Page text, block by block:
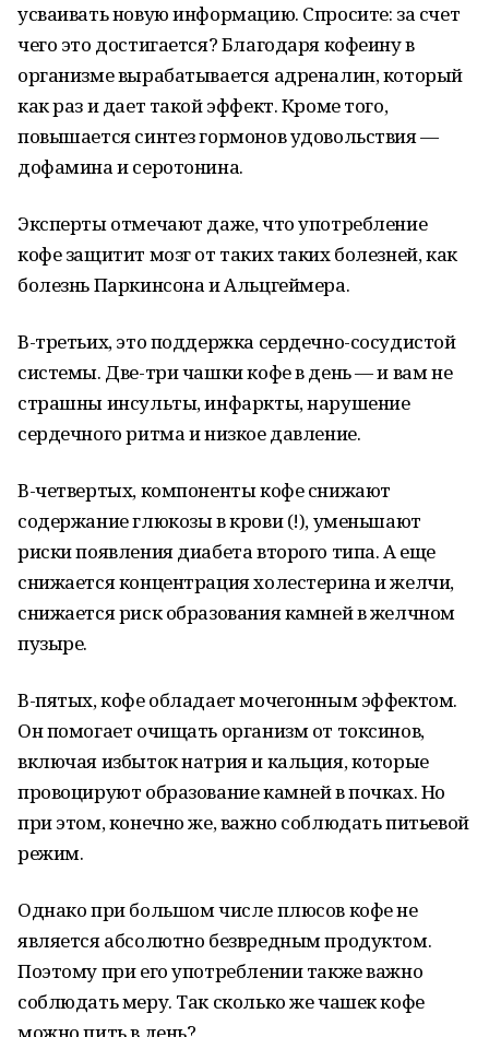
усваивать новую информацию. Спросите: за счет
чего это достигается? Благодаря кофеину в
организме вырабатывается адреналин, который
как раз и дает такой эффект. Кроме того,
повышается синтез гормонов удовольствия —
дофамина и серотонина.
Эксперты отмечают даже, что употребление
кофе защитит мозг от таких таких болезней, как
болезнь Паркинсона и Альцгеймера.
В-третьих, это поддержка сердечно-сосудистой
системы. Две-три чашки кофе в день — и вам не
страшны инсульты, инфаркты, нарушение
сердечного ритма и низкое давление.
В-четвертых, компоненты кофе снижают
содержание глюкозы в крови (!), уменьшают
риски появления диабета второго типа. А еще
снижается концентрация холестерина и желчи,
снижается риск образования камней в желчном
пузыре.
В-пятых, кофе обладает мочегонным эффектом.
Он помогает очищать организм от токсинов,
включая избыток натрия и кальция, которые
провоцируют образование камней в почках. Но
при этом, конечно же, важно соблюдать питьевой
режим.
Однако при большом числе плюсов кофе не
является абсолютно безвредным продуктом.
Поэтому при его употреблении также важно
соблюдать меру. Так сколько же чашек кофе